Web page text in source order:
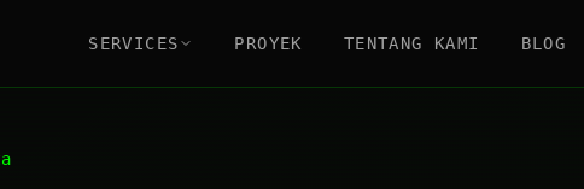
SERVICES PROYEK TENTANG KAMI BLOG